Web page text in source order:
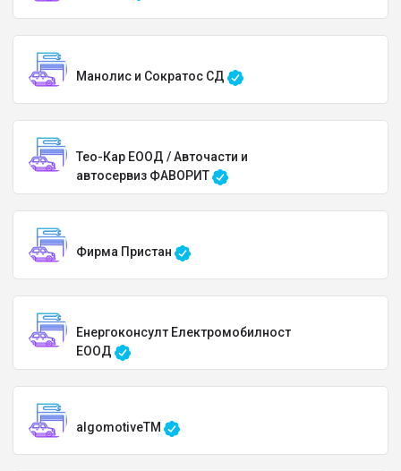
Манолис и Сократос СД
Тео-Кар ЕООД / Авточасти и
автосервиз ФАВОРИТ
Фирма Пристан
Енергоконсулт Електромобилност
ЕООД
algomotiveTM